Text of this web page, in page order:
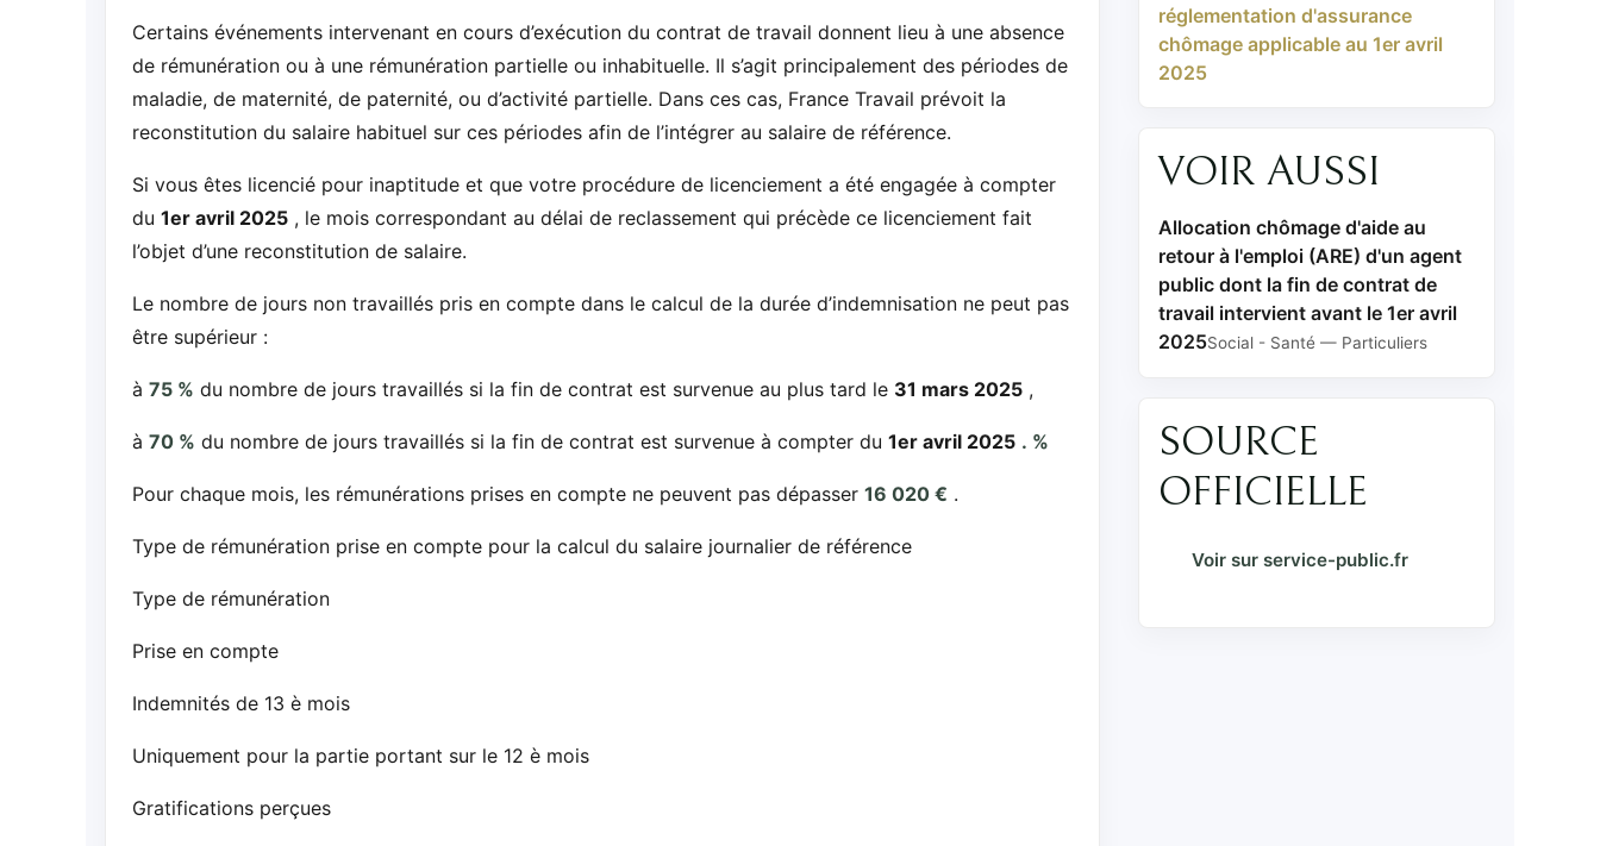
Certains événements intervenant en cours d’exécution du contrat de travail donnent lieu à une absence
de rémunération ou à une rémunération partielle ou inhabituelle. Il s’agit principalement des périodes de
maladie, de maternité, de paternité, ou d’activité partielle. Dans ces cas, France Travail prévoit la
reconstitution du salaire habituel sur ces périodes afin de l’intégrer au salaire de référence.
Si vous êtes licencié pour inaptitude et que votre procédure de licenciement a été engagée à compter
du 1er avril 2025, le mois correspondant au délai de reclassement qui précède ce licenciement fait
l’objet d’une reconstitution de salaire.
Le nombre de jours non travaillés pris en compte dans le calcul de la durée d’indemnisation ne peut pas
être supérieur :
à 75 % du nombre de jours travaillés si la fin de contrat est survenue au plus tard le 31 mars 2025,
à 70 % du nombre de jours travaillés si la fin de contrat est survenue à compter du 1er avril 2025 . %
Pour chaque mois, les rémunérations prises en compte ne peuvent pas dépasser 16 020 € .
Type de rémunération prise en compte pour la calcul du salaire journalier de référence
Type de rémunération
Prise en compte
Indemnités de 13 è mois
Uniquement pour la partie portant sur le 12 è mois
Gratifications perçues
réglementation d'assurance
chômage applicable au 1er avril
2025
VOIR AUSSI
Allocation chômage d'aide au
retour à l'emploi (ARE) d'un agent
public dont la fin de contrat de
travail intervient avant le 1er avril
2025Social - Santé — Particuliers
SOURCE
OFFICIELLE
Voir sur service-public.fr